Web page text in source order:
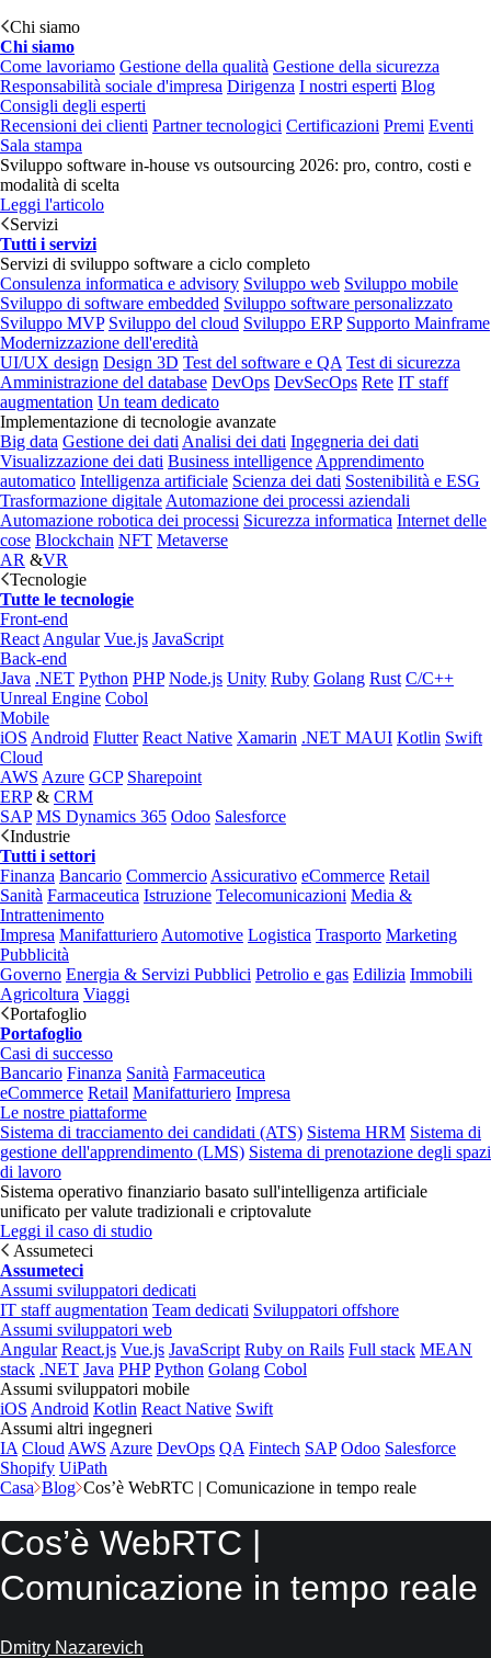
Chi siamo
Chi siamo
Come lavoriamo Gestione della qualità Gestione della sicurezza
Responsabilità sociale d'impresa Dirigenza I nostri esperti Blog
Consigli degli esperti
Recensioni dei clienti Partner tecnologici Certificazioni Premi Eventi
Sala stampa
Sviluppo software in-house vs outsourcing 2026: pro, contro, costi e
modalità di scelta
Leggi l'articolo
Servizi
Tutti i servizi
Servizi di sviluppo software a ciclo completo
Consulenza informatica e advisory Sviluppo web Sviluppo mobile
Sviluppo di software embedded Sviluppo software personalizzato
Sviluppo MVP Sviluppo del cloud Sviluppo ERP Supporto Mainframe
Modernizzazione dell'eredità
UI/UX design Design 3D Test del software e QA Test di sicurezza
Amministrazione del database DevOps DevSecOps Rete IT staff
augmentation Un team dedicato
Implementazione di tecnologie avanzate
Big data Gestione dei dati Analisi dei dati Ingegneria dei dati
Visualizzazione dei dati Business intelligence Apprendimento
automatico Intelligenza artificiale Scienza dei dati Sostenibilità e ESG
Trasformazione digitale Automazione dei processi aziendali
Automazione robotica dei processi Sicurezza informatica Internet delle
cose Blockchain NFT Metaverse
AR &VR
Tecnologie
Tutte le tecnologie
Front-end
React Angular Vue.js JavaScript
Back-end
Java .NET Python PHP Node.js Unity Ruby Golang Rust C/C++
Unreal Engine Cobol
Mobile
iOS Android Flutter React Native Xamarin .NET MAUI Kotlin Swift
Cloud
AWS Azure GCP Sharepoint
ERP& CRM
SAP MS Dynamics 365 Odoo Salesforce
Industrie
Tutti i settori
Finanza Bancario Commercio Assicurativo eCommerce Retail
Sanità Farmaceutica Istruzione Telecomunicazioni Media &
Intrattenimento
Impresa Manifatturiero Automotive Logistica Trasporto Marketing
Pubblicità
Governo Energia & Servizi Pubblici Petrolio e gas Edilizia Immobili
Agricoltura Viaggi
Portafoglio
Portafoglio
Casi di successo
Bancario Finanza Sanità Farmaceutica
eCommerce Retail Manifatturiero Impresa
Le nostre piattaforme
Sistema di tracciamento dei candidati (ATS) Sistema HRM Sistema di
gestione dell'apprendimento (LMS) Sistema di prenotazione degli spazi
di lavoro
Sistema operativo finanziario basato sull'intelligenza artificiale
unificato per valute tradizionali e criptovalute
Leggi il caso di studio
Assumeteci
Assumeteci
Assumi sviluppatori dedicati
IT staff augmentation Team dedicati Sviluppatori offshore
Assumi sviluppatori web
Angular React.js Vue.js JavaScript Ruby on Rails Full stack MEAN
stack .NET Java PHP Python Golang Cobol
Assumi sviluppatori mobile
iOS Android Kotlin React Native Swift
Assumi altri ingegneri
IA Cloud AWS Azure DevOps QA Fintech SAP Odoo Salesforce
Shopify UiPath
Casa Blog Cos’è WebRTC | Comunicazione in tempo reale
Cos’è WebRTC |
Comunicazione in tempo reale
Dmitry Nazarevich